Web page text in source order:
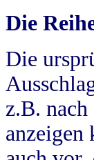
Die
Die
z.B.
anzeigen